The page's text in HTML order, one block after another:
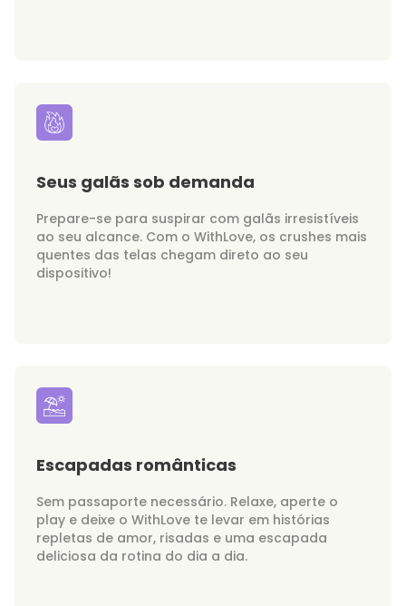
Seus galãs sob demanda
Prepare-se para suspirar com galãs irresistíveis
ao seu alcance. Com o WithLove, os crushes mais
quentes das telas chegam direto ao seu
dispositivo!
Escapadas românticas
Sem passaporte necessário. Relaxe, aperte o
play e deixe o WithLove te levar em histórias
repletas de amor, risadas e uma escapada
deliciosa da rotina do dia a dia.